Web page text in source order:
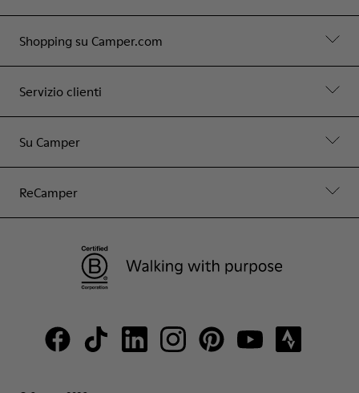
Shopping su Camper.com
Servizio clienti
Su Camper
ReCamper